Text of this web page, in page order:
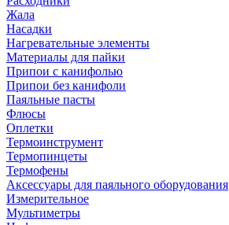
Жала
Насадки
Нагревательные элементы
Материалы для пайки
Припои с канифолью
Припои без канифоли
Паяльные пасты
Флюсы
Оплетки
Термоинструмент
Термопинцеты
Термофены
Аксессуары для паяльного оборудования
Измерительное
Мультиметры